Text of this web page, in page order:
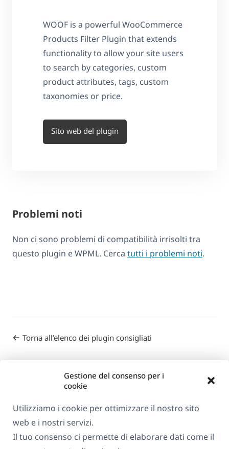
Gestione del consenso per i
cookie
Utilizziamo i cookie per ottimizzare il nostro sito
web e i nostri servizi.
Il tuo consenso ci permette di elaborare dati come il
WOOF is a powerful WooCommerce
Products Filter Plugin that extends
functionality to allow your site users
to search by categories, custom
product attributes, tags, custom
taxonomies or price.
Sito web del plugin
Problemi noti
Non ci sono problemi di compatibilità irrisolti tra
questo plugin e WPML. Cerca tutti i problemi noti.
Torna all’elenco dei plugin consigliati